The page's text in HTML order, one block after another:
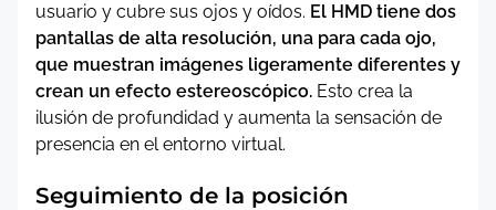
usuario y cubre sus ojos y oídos. El HMD tiene dos
pantallas de alta resolución, una para cada ojo,
que muestran imágenes ligeramente diferentes y
crean un efecto estereoscópico. Esto crea la
ilusión de profundidad y aumenta la sensación de
presencia en el entorno virtual.
Seguimiento de la posición